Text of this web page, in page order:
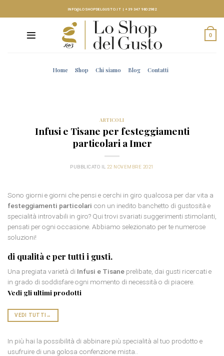
INFO@LOSHOPDELGUSTO.IT |+39 347 9802982
0
Home Shop Chi siamo Blog Contatti
ARTICOLI
Infusi e Tisane per festeggiamenti
particolari a Imer
PUBBLICATO IL22 NOVEMBRE 2021
Sono giorni e giorni che pensi e cerchi in giro qualcosa per dar vita a
festeggiamenti particolari con un inedito banchetto di gustosità e
specialità introvabili in giro? Qui trovi svariati suggerimenti stimolanti,
pensati per ogni occasione. Abbiamo selezionato per te numerose
soluzioni!
di qualità e per tutti i gusti.
Una pregiata varietà di Infusi e Tisane prelibate, dai gusti ricercati e
in grado di soddisfare ogni momento di necessità o di piacere.
Vedi gli ultimi prodotti
VEDI TUTTI →
In più hai la possibilità di abbinare più specialità al tuo prodotto e
usufruire di una golosa confenzione mista..